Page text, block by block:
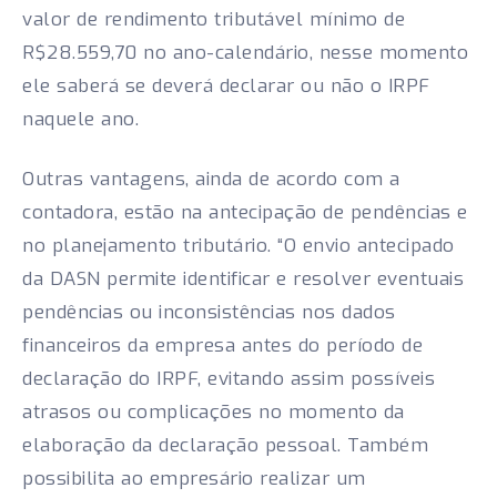
valor de rendimento tributável mínimo de
R$28.559,70 no ano-calendário, nesse momento
ele saberá se deverá declarar ou não o IRPF
naquele ano.
Outras vantagens, ainda de acordo com a
contadora, estão na antecipação de pendências e
no planejamento tributário. “O envio antecipado
da DASN permite identificar e resolver eventuais
pendências ou inconsistências nos dados
financeiros da empresa antes do período de
declaração do IRPF, evitando assim possíveis
atrasos ou complicações no momento da
elaboração da declaração pessoal. Também
possibilita ao empresário realizar um